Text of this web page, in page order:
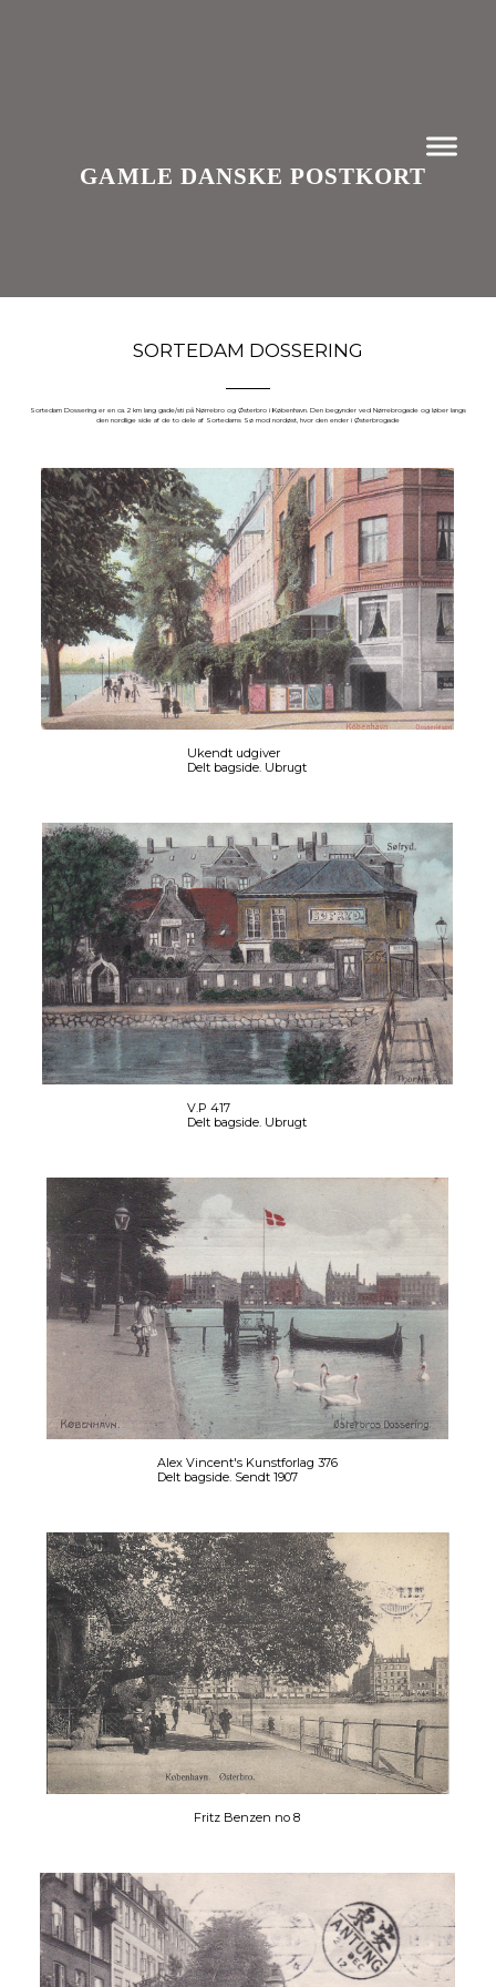
GAMLE DANSKE POSTKORT
SORTEDAM DOSSERING
Sortedam Dossering er en ca. 2 km lang gade/sti på Nørrebro og Østerbro i København. Den begynder ved Nørrebrogade og løber langs
den nordlige side af de to dele af Sortedams Sø mod nordøst, hvor den ender i Østerbrogade
Ukendt udgiver
Delt bagside. Ubrugt
V.P 417
Delt bagside. Ubrugt
Alex Vincent's Kunstforlag 376
Delt bagside. Sendt 1907
Fritz Benzen no 8